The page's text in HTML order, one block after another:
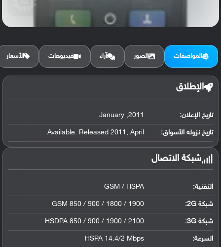
الرام / التخزين:
المواصفات الصور آراء فيديوهات الأسعار
الإطلاق
تاريخ الإعلان: 2011, January
تاريخ نزوله الأسواق: Available. Released 2011, April
شبكة الاتصال
التقنية: GSM / HSPA
شبكة 2G: GSM 850 / 900 / 1800 / 1900
شبكة 3G :
HSDPA 850 / 900 / 1900 / 2100
السرعة: HSPA 14.4/2 Mbps